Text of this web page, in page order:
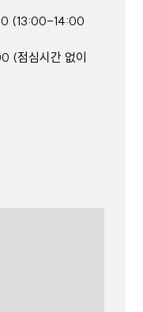
(13:00-14:00
(점심시간 없이